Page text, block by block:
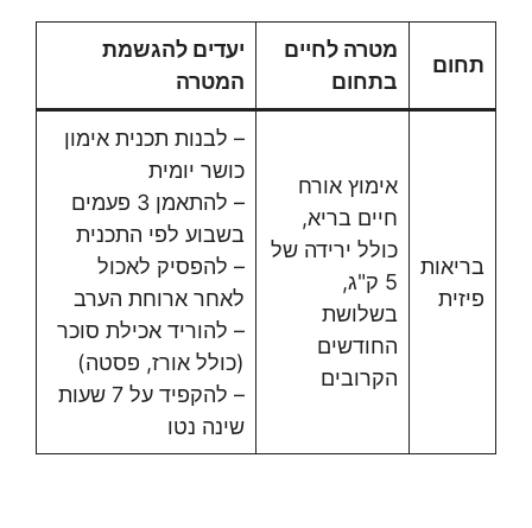
תחום
מטרה לחיים
בתחום
יעדים להגשמת
המטרה
בריאות
פיזית
אימוץ אורח
חיים בריא,
כולל ירידה של
5 ק"ג,
בשלושת
החודשים
הקרובים
– לבנות תכנית אימון
כושר יומית
– להתאמן 3 פעמים
בשבוע לפי התכנית
– להפסיק לאכול
לאחר ארוחת הערב
– להוריד אכילת סוכר
(כולל אורז, פסטה)
– להקפיד על 7 שעות
שינה נטו